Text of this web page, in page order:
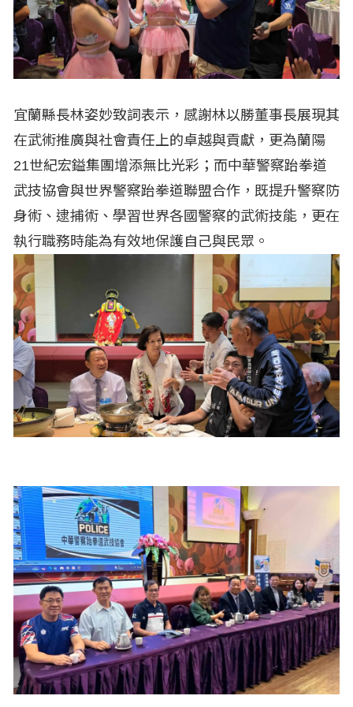
宜蘭縣長林姿妙致詞表示，感謝林以勝董事長展現其
在武術推廣與社會責任上的卓越與貢獻，更為蘭陽
21世紀宏鎰集團增添無比光彩；而中華警察跆拳道
武技協會與世界警察跆拳道聯盟合作，既提升警察防
身術、逮捕術、學習世界各國警察的武術技能，更在
執行職務時能為有效地保護自己與民眾。